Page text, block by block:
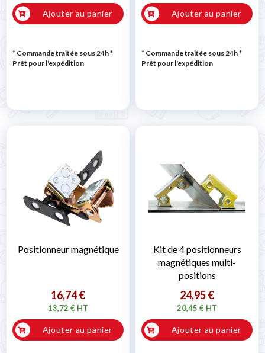
Ajouter au panier
* Commande traitée sous 24h*
Prêt pour l'expédition
Ajouter au panier
* Commande traitée sous 24h*
Prêt pour l'expédition
Positionneur magnétique
16,74 €
13,72 € HT
Ajouter au panier
Kit de 4 positionneurs
magnétiques multi-
positions
24,95 €
20,45 € HT
Ajouter au panier